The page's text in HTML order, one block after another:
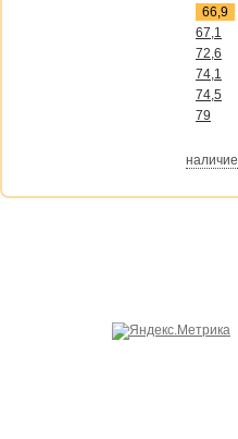
66,9
67,1
72,6
74,1
74,5
79
наличие